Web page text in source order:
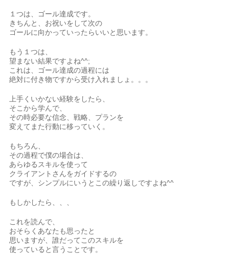
１つは、ゴール達成です。
きちんと、お祝いをして次の
ゴールに向かっていったらいいと思います。
もう１つは、
望まない結果ですよね^^;
これは、ゴール達成の過程には
絶対に付き物ですから受け入れましょ。。。
上手くいかない経験をしたら、
そこから学んで、
その時必要な信念、戦略、プランを
変えてまた行動に移っていく。
もちろん、
その過程で僕の場合は、
あらゆるスキルを使って
クライアントさんをガイドするの
ですが、シンプルにいうとこの繰り返しですよね^^
もしかしたら、、、
これを読んで、
おそらくあなたも思ったと
思いますが、誰だってこのスキルを
使っていると言うことです。